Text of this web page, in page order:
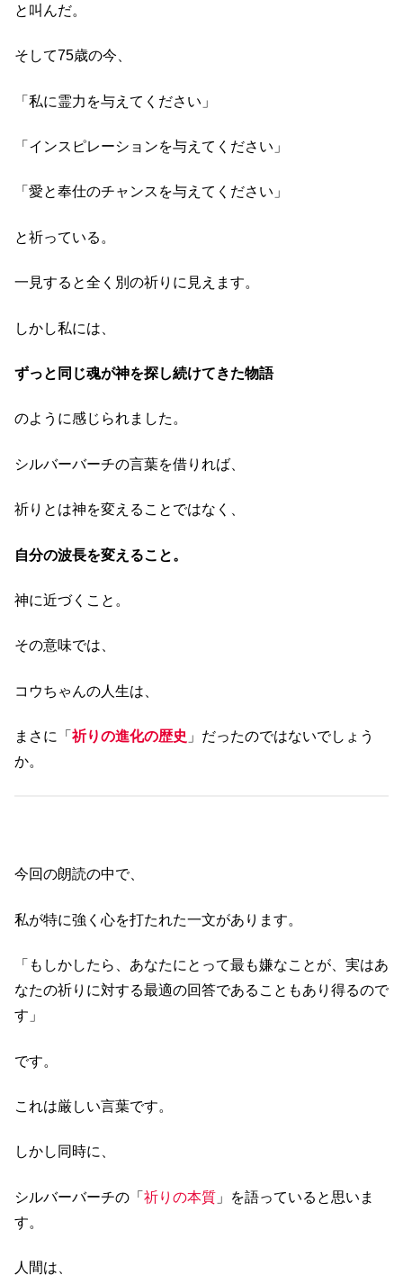
と叫んだ。
そして75歳の今、
「私に霊力を与えてください」
「インスピレーションを与えてください」
「愛と奉仕のチャンスを与えてください」
と祈っている。
一見すると全く別の祈りに見えます。
しかし私には、
ずっと同じ魂が神を探し続けてきた物語
のように感じられました。
シルバーバーチの言葉を借りれば、
祈りとは神を変えることではなく、
自分の波長を変えること。
神に近づくこと。
その意味では、
コウちゃんの人生は、
まさに「 祈りの進化の歴史 」だったのではないでしょう
か。
今回の朗読の中で、
私が特に強く心を打たれた一文があります。
「もしかしたら、あなたにとって最も嫌なことが、実はあ
なたの祈りに対する最適の回答であることもあり得るので
す」
です。
これは厳しい言葉です。
しかし同時に、
シルバーバーチの「 祈りの本質 」を語っていると思いま
す。
人間は、